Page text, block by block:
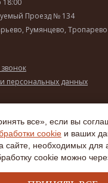
18:00
Проезд № 134
Румянцево, Тропарево
персональных данных
все», если вы
cookie и ваших
сайте, необходимых для
cookie можно